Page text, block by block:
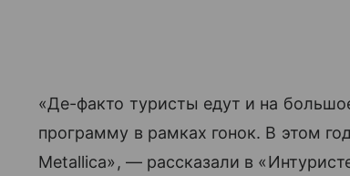
«Де-факто туристы едут и на
программу в рамках гонок. В этом
Metallica», — рассказали в